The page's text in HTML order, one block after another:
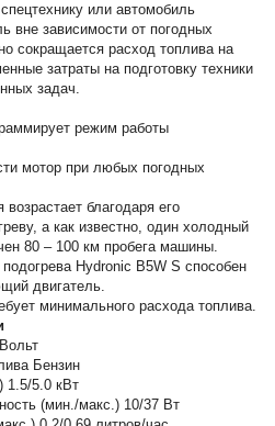
или автомобиль
вне зависимости от погодных
сокращается расход топлива на
затраты на подготовку техники
задач.
режим работы
мотор при любых погодных
благодаря его
а как известно, один холодный
80 – 100 км пробега машины.
Hydronic B5W S способен
двигатель.
минимального расхода топлива.
Бензин
1.5/5.0 кВт
(мин./макс.) 10/37 Вт